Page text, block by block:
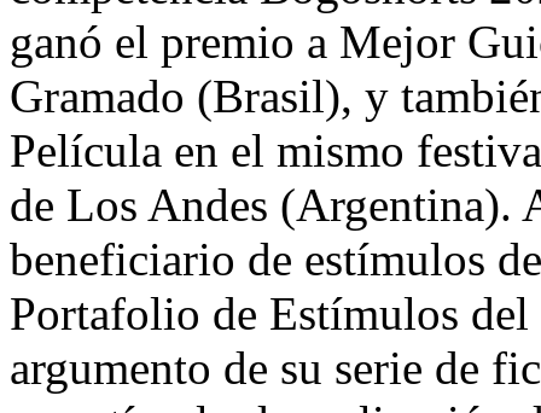
ganó el premio a Mejor
Gramado (Brasil), y
Película en el mismo
de Los Andes (Argentina).
beneficiario de estímulos
Portafolio de Estímulos
argumento de su serie de